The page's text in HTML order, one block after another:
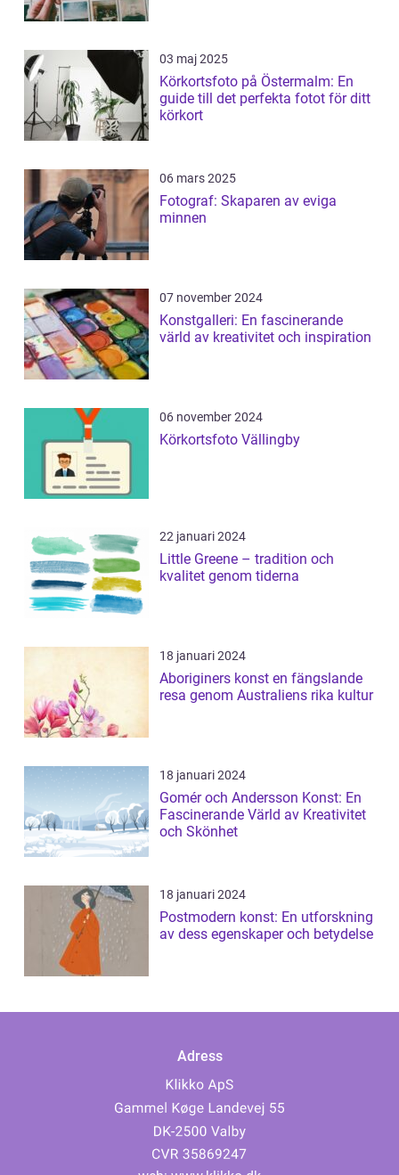
03 maj 2025
Körkortsfoto på Östermalm: En
guide till det perfekta fotot för ditt
körkort
06 mars 2025
Fotograf: Skaparen av eviga
minnen
07 november 2024
Konstgalleri: En fascinerande
värld av kreativitet och inspiration
06 november 2024
Körkortsfoto Vällingby
22 januari 2024
Little Greene – tradition och
kvalitet genom tiderna
18 januari 2024
Aboriginers konst en fängslande
resa genom Australiens rika kultur
18 januari 2024
Gomér och Andersson Konst: En
Fascinerande Värld av Kreativitet
och Skönhet
18 januari 2024
Postmodern konst: En utforskning
av dess egenskaper och betydelse
Adress